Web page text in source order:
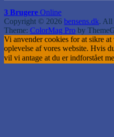
3 Brugere Online
Copyright © 2026 bensens.dk. All
Theme: ColorMag Pro by
Vi anvender cookies for at sikre
oplevelse af vores website. Hvis
vil vi antage at du er indforstået